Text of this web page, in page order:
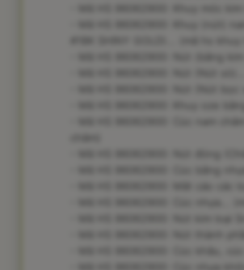
- Mã HS 96062900: Khuy móc
- Mã HS 96062900: Khuy (nút)
- Mã HS 96062900: Nút (bằng
- Mã HS 96062900: Nút (Nút
- Mã HS 96062900: Khuy oze
- Mã HS 96062900: Cúc nam
- Mã HS 96062900: Nút đóng
- Mã HS 96062900: Mắt cáo các
- Mã HS 96062900: Cúc nhựa...
- Mã HS 96062900: Nút kim loại
- Mã HS 96062900: Cúc khâu,
- Mã HS 96062900: Cúc nhựa